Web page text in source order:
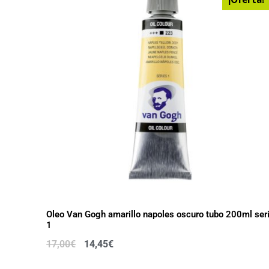
Oleo Van Gogh amarillo napoles oscuro tubo 200ml
1
17,00€ 14,45€